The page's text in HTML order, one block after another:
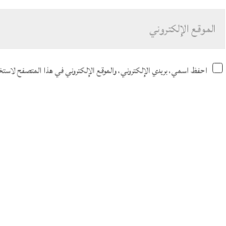
احفظ اسمي، بريدي الإلكتروني، والموقع الإلكتروني في هذا المتصفح